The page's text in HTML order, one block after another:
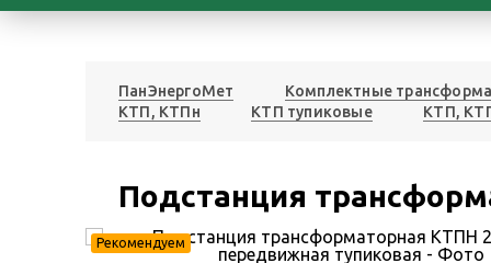
ПанЭнергоМет Комплектные
КТП, КТПн
КТП тупиковые КТП,
Подстанция
Рекомендуем